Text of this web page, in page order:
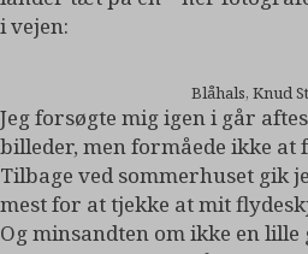
i vejen:
Blåhals, Knud
Jeg forsøgte mig igen i går
billeder, men formåede ikke at
Tilbage ved sommerhuset gik
mest for at tjekke at mit
Og minsandten om ikke en